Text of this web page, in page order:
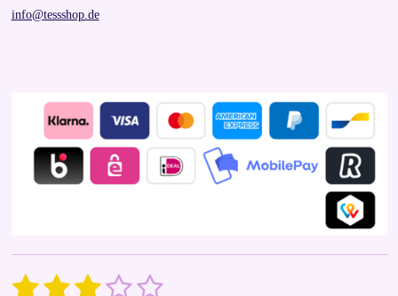
info@tessshop.de
R
1 2 3 4 5